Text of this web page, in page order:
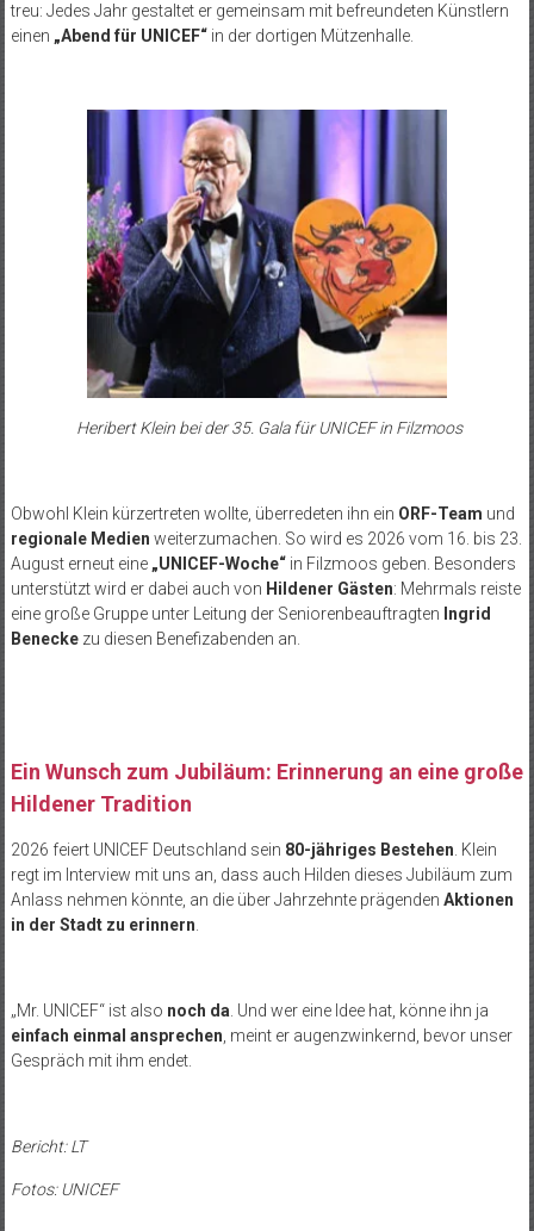
treu: Jedes Jahr gestaltet er gemeinsam mit befreundeten Künstlern
einen „Abend für UNICEF“in der dortigen Mützenhalle.
Heribert Klein bei der 35. Gala für UNICEF in Filzmoos
Obwohl Klein kürzertreten wollte, überredeten ihn ein ORF-Team und
regionale Medien weiterzumachen. So wird es 2026 vom 16. bis 23.
August erneut eine „UNICEF-Woche“in Filzmoos geben. Besonders
unterstützt wird er dabei auch von Hildener Gästen: Mehrmals reiste
eine große Gruppe unter Leitung der Seniorenbeauftragten Ingrid
Beneckezu diesen Benefizabenden an.
Ein Wunsch zum Jubiläum: Erinnerung an eine große
Hildener Tradition
2026 feiert UNICEF Deutschland sein 80-jähriges Bestehen . Klein
regt im Interview mit uns an, dass auch Hilden dieses Jubiläum zum
Anlass nehmen könnte, an die über Jahrzehnte prägenden Aktionen
in der Stadt zu erinnern
„Mr. UNICEF“ ist also noch da . Und wer eine Idee hat, könne ihn ja
einfach einmal ansprechen , meint er augenzwinkernd, bevor unser
Gespräch mit ihm endet.
Bericht: LT
Fotos: UNICEF